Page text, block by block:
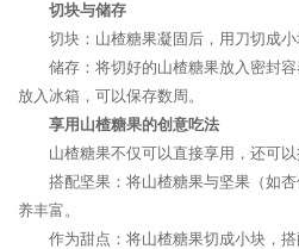
切块与储存
切块：山楂糖果凝固后，用刀切成
储存：将切好的山楂糖果放入密封
放入冰箱，可以保存数周。
享用山楂糖果的创意吃法
山楂糖果不仅可以直接享用，还可
搭配坚果：将山楂糖果与坚果（如
养丰富。
作为甜点：将山楂糖果切成小块，